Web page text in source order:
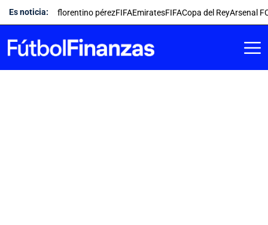
Saltar
al
contenido
Es noticia: florentino pérezFIFAEmiratesFIFACopa del ReyArsenal